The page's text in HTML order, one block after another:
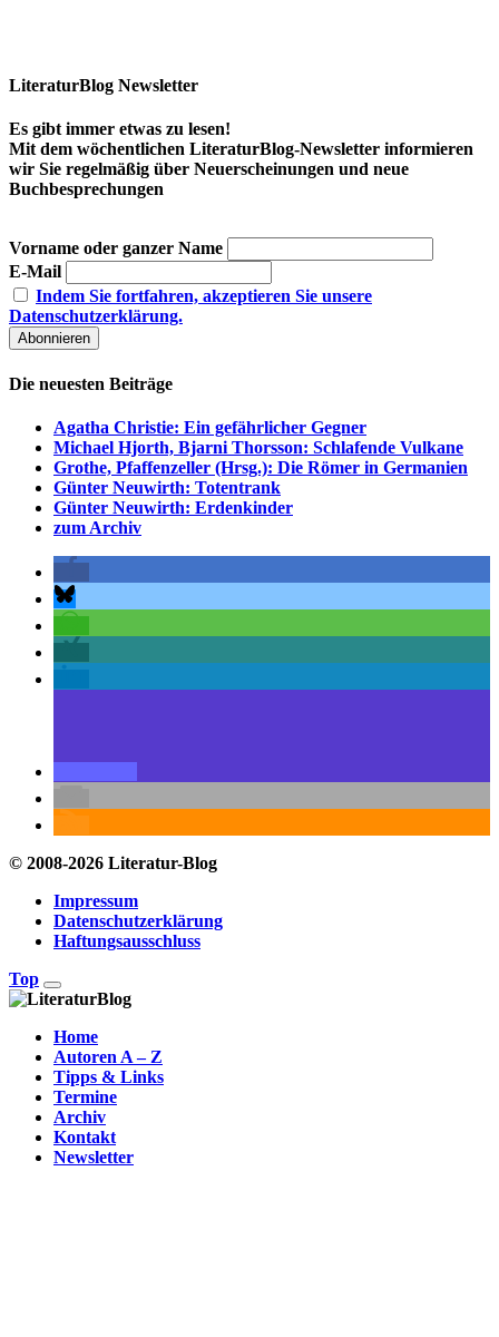
LiteraturBlog Newsletter
Es gibt immer etwas zu lesen!
Mit dem wöchentlichen LiteraturBlog-Newsletter informieren
wir Sie regelmäßig über Neuerscheinungen und neue
Buchbesprechungen
Vorname oder ganzer Name
E-Mail
Indem Sie fortfahren, akzeptieren Sie unsere
Datenschutzerklärung.
Die neuesten Beiträge
Agatha Christie: Ein gefährlicher Gegner
Michael Hjorth, Bjarni Thorsson: Schlafende Vulkane
Grothe, Pfaffenzeller (Hrsg.): Die Römer in Germanien
Günter Neuwirth: Totentrank
Günter Neuwirth: Erdenkinder
zum Archiv
© 2008-2026 Literatur-Blog
Impressum
Datenschutzerklärung
Haftungsausschluss
Top
Home
Autoren A – Z
Tipps & Links
Termine
Archiv
Kontakt
Newsletter